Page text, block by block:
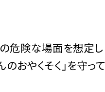
危険な場面を想定し
おやくそく」を守って